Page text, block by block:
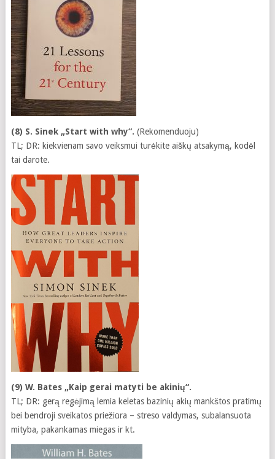
(8) S. Sinek „Start with why“. (Rekomenduoju)
TL; DR: kiekvienam savo veiksmui turėkite aiškų atsakymą, kodėl
tai darote.
(9) W. Bates „Kaip gerai matyti be akinių“.
TL; DR: gerą regėjimą lemia keletas bazinių akių mankštos pratimų
bei bendroji sveikatos priežiūra – streso valdymas, subalansuota
mityba, pakankamas miegas ir kt.